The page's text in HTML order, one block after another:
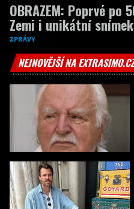
OBRAZEM: Poprvé po
Zemi i unikátní
ZPRÁVY
NEJNOVĚJŠÍ NA EXTRASIMO.CZ